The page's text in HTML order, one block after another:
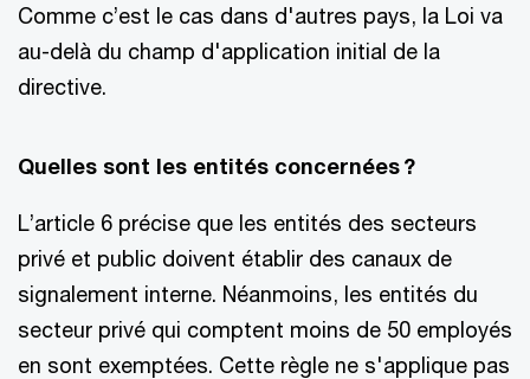
Comme c’est le cas dans d'autres pays, la Loi va
au-delà du champ d'application initial de la
directive.
Quelles sont les entités concernées ?
L’article 6 précise que les entités des secteurs
privé et public doivent établir des canaux de
signalement interne. Néanmoins, les entités du
secteur privé qui comptent moins de 50 employés
en sont exemptées. Cette règle ne s'applique pas